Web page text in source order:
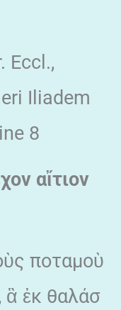
Eccl.,
Iliadem
8
αἴτιον
ποταμοὺ
ἃ ἐκ θαλάσ